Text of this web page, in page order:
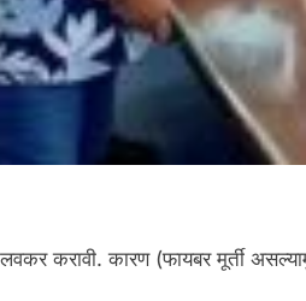
लवकर करावी. कारण (फायबर मूर्ती